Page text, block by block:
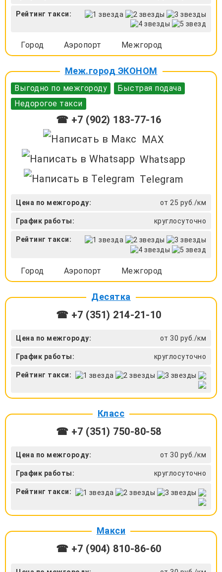
Рейтинг такси:
Город Аэропорт Межгород
Меж.город ЭКОНОМ
Выгодно по межгороду
Быстрая подача
Недорогое такси
☎ +7 (902) 183-77-16
MAX
Whatsapp
Telegram
Цена по межгороду: от 25 руб./км
График работы: круглосуточно
Рейтинг такси:
Город Аэропорт Межгород
Десятка
☎ +7 (351) 214-21-10
Цена по межгороду: от 30 руб./км
График работы: круглосуточно
Рейтинг такси:
Класс
☎ +7 (351) 750-80-58
Цена по межгороду: от 30 руб./км
График работы: круглосуточно
Рейтинг такси:
Макси
☎ +7 (904) 810-86-60